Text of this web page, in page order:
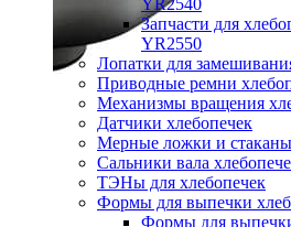
YR2540
Запчасти для
YR2550
Лопатки для
Приводные ремни
Механизмы вращения
Датчики хлебопечек
Мерные ложки и стаканы
Сальники вала
ТЭНы для хлебопечек
Формы для выпечки
Формы для